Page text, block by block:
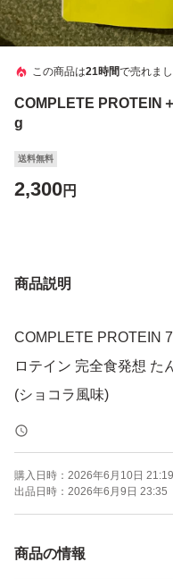
この商品は21時間で売れま
COMPLETE PROTEIN
g
送料無料
2,300円
商品説明
COMPLETE PROTEIN
ロテイン 完全食発想 た
(ショコラ風味)
購入日時： 2026年6月10日 21:19
出品日時： 2026年6月9日 23:35
商品の情報